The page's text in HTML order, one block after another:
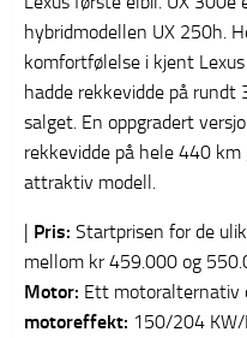
hybridmodellen UX 250h.
komfortfølelse i kjent
hadde rekkevidde på rundt
salget. En oppgradert
rekkevidde på hele 440
attraktiv modell.
| Pris: Startprisen for de
mellom kr 459.000 og
Motor: Ett motoralternativ
motoreffekt: 150/204 KW/